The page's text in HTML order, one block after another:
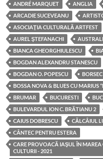
ANDRÉ MARQUET
ANGLIA
ARCADIE SUCEVEANU
ASOCIAŢIA CULTURALĂ ARTFEST
AUREL ŞTEFANACHI
BIANCA GHEORGHIULESCU
BOGDAN ALEXANDRU STANESCU
BOGDAN O. POPESCU
BORSEC
BOSSA NOVA & BLUES CU MARIUS
BRUMAR
BUCURESTI
BULEVARDUL ION C. BRĂTIANU 2
CAIUS DOBRESCU
CĂLCÂIUL
CÂNTEC PENTRU ESTERA
CARE PROVOACĂ IAŞUL ÎN
CULTURII - 2021